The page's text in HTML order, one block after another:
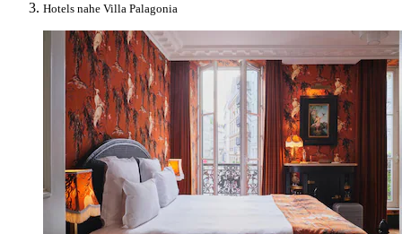
Hotels nahe Villa Palagonia